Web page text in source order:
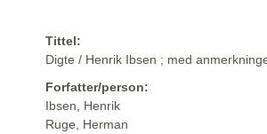
Tittel:
Digte / Henrik Ibsen ; med
Forfatter/person:
Ibsen, Henrik
Ruge, Herman